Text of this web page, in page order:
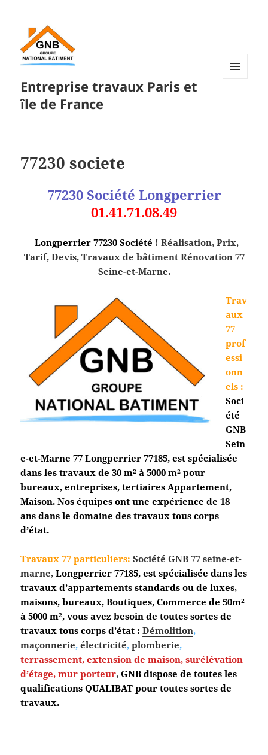
Entreprise travaux Paris et
île de France
77230 societe
77230 Société Longperrier
01.41.71.08.49
Longperrier 77230 Société ! Réalisation, Prix,
Tarif, Devis, Travaux de bâtiment Rénovation 77
Seine-et-Marne.
Trav
aux
77
prof
essi
onn
els :
Soci
été
GNB
Sein
e-et-Marne 77 Longperrier77185, est spécialisée
dans les travaux de 30 m² à 5000 m² pour
bureaux, entreprises, tertiaires Appartement,
Maison. Nos équipes ont une expérience de 18
ans dans le domaine des travaux tous corps
d’état.
Travaux 77 particuliers: Société GNB 77 seine-et-
marne,Longperrier 77185, est spécialisée dans les
travaux d’appartements standards ou de luxes,
maisons, bureaux, Boutiques, Commerce de 50m²
à 5000 m², vous avez besoin de toutes sortes de
travaux tous corps d’état : Démolition,
maçonnerie,électricité,plomberie,
terrassement, extension de maison, surélévation
d’étage, mur porteur,GNB dispose de toutes les
qualifications QUALIBAT pour toutes sortes de
travaux.